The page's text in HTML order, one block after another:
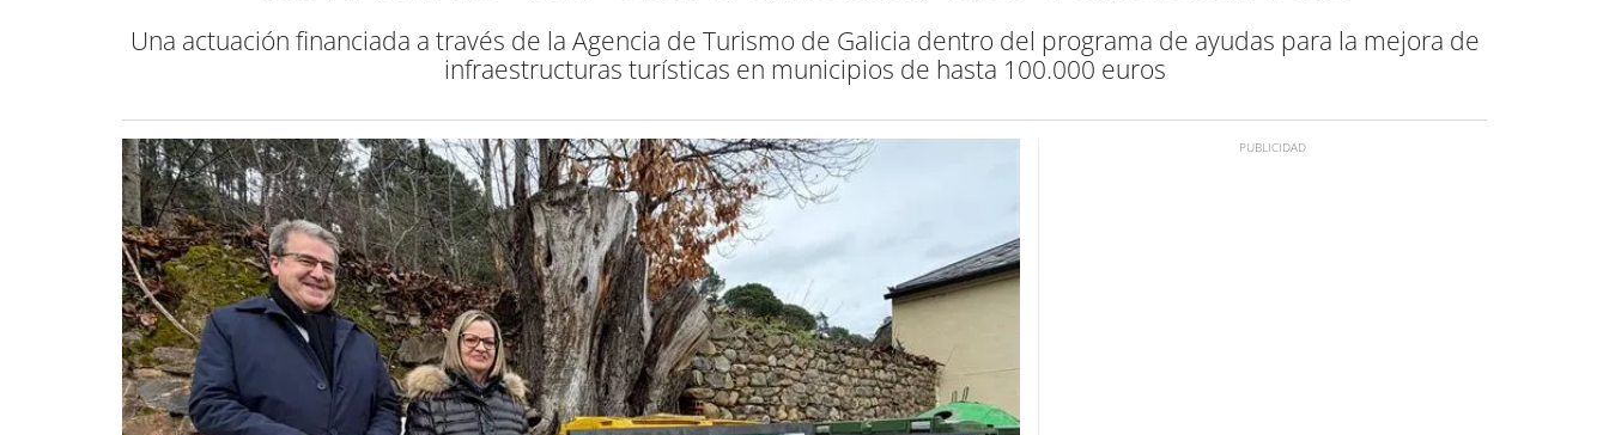
Una actuación financiada a través de la Agencia de Turismo de Galicia dentro del programa de ayudas para la mejora de
infraestructuras turísticas en municipios de hasta 100.000 euros